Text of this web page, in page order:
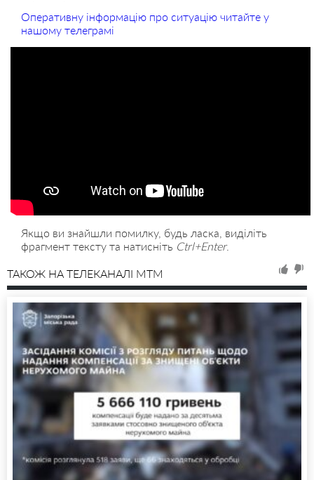
Оперативну інформацію про ситуацію читайте у
нашому телеграмі
Якщо ви знайшли помилку, будь ласка, виділіть
фрагмент тексту та натисніть Ctrl+Enter.
ТАКОЖ НА ТЕЛЕКАНАЛІ MTM